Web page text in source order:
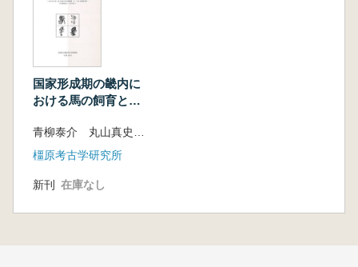
国家形成期の畿内に
おける馬の飼育と利
究
橿原考古学研究所
新刊 在庫なし